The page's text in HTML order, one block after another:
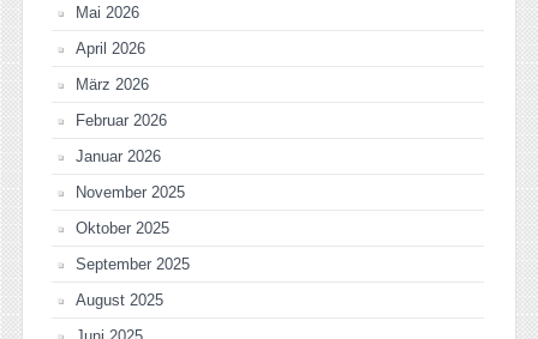
Mai 2026
April 2026
März 2026
Februar 2026
Januar 2026
November 2025
Oktober 2025
September 2025
August 2025